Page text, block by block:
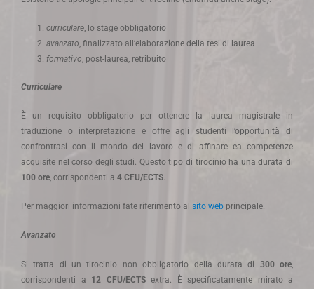
curriculare, lo stage obbligatorio
avanzato, finalizzato all’elaborazione della tesi di laurea
formativo, post-laurea, retribuito
Curriculare
È un requisito obbligatorio per ottenere la laurea magistrale in
traduzione o interpretazione e offre agli studenti l’opportunità di
confrontrasi con il mondo del lavoro e di affinare ea competenze
acquisite nel corso degli studi. Questo tipo di tirocinio ha una durata di
100 ore, corrispondenti a 4 CFU/ECTS.
Per maggiori informazioni fate riferimento al sito web principale.
Avanzato
Si tratta di un tirocinio non obbligatorio della durata di 300 ore
corrispondenti a 12 CFU/ECTSextra. È specificatamente mirato a